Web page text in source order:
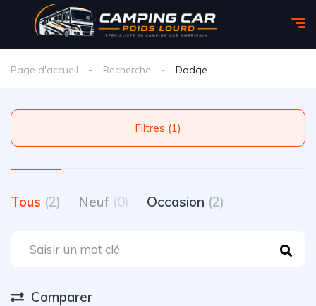
Page d'accueil Recherche Dodge
Filtres (1)
Tous (2) Neuf (0) Occasion (2)
Comparer